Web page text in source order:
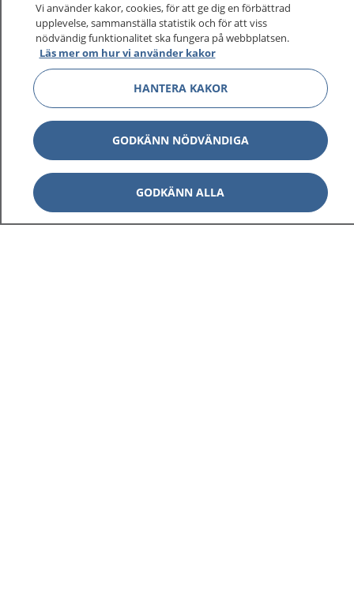
Vi använder kakor, cookies, för att ge dig en förbättrad
upplevelse, sammanställa statistik och för att viss
nödvändig funktionalitet ska fungera på webbplatsen.
Läs mer om hur vi använder kakor
HANTERA KAKOR
GODKÄNN NÖDVÄNDIGA
GODKÄNN ALLA